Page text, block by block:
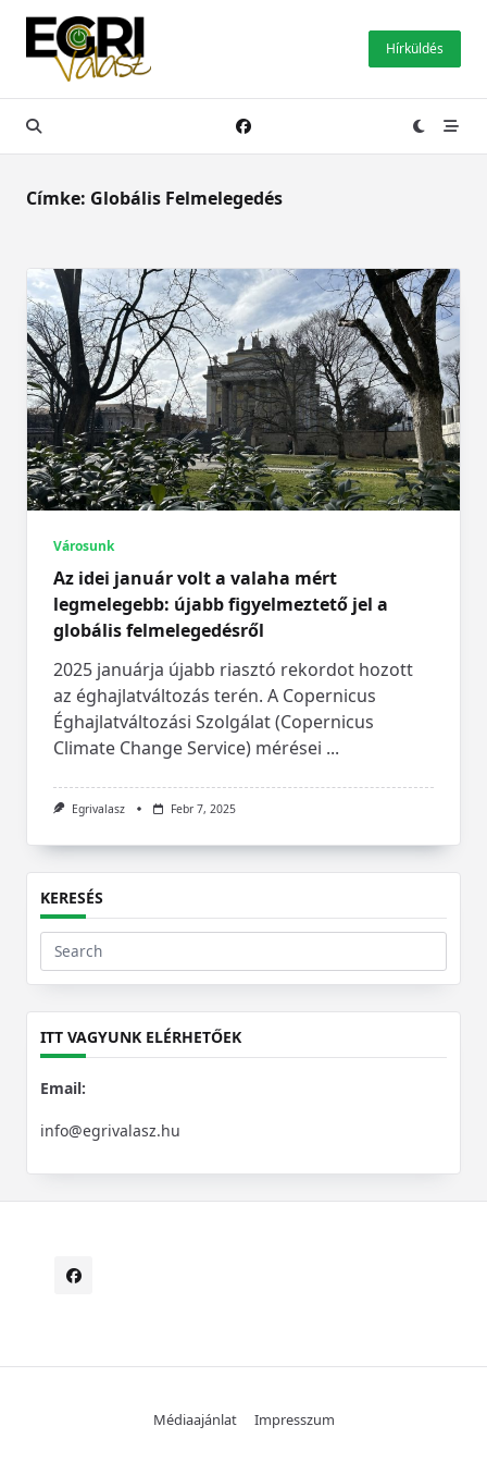
Skip
content
Hírküldés
Címke: Globális Felmelegedés
Városunk
Az idei január volt a valaha mért
legmelegebb: újabb figyelmeztető jel a
globális felmelegedésről
2025 januárja újabb riasztó rekordot hozott
az éghajlatváltozás terén. A Copernicus
Éghajlatváltozási Szolgálat (Copernicus
Climate Change Service) mérései ...
Egrivalasz Febr 7, 2025
KERESÉS
Search
for:
ITT VAGYUNK ELÉRHETŐEK
Email:
info@egrivalasz.hu
Médiaajánlat Impresszum